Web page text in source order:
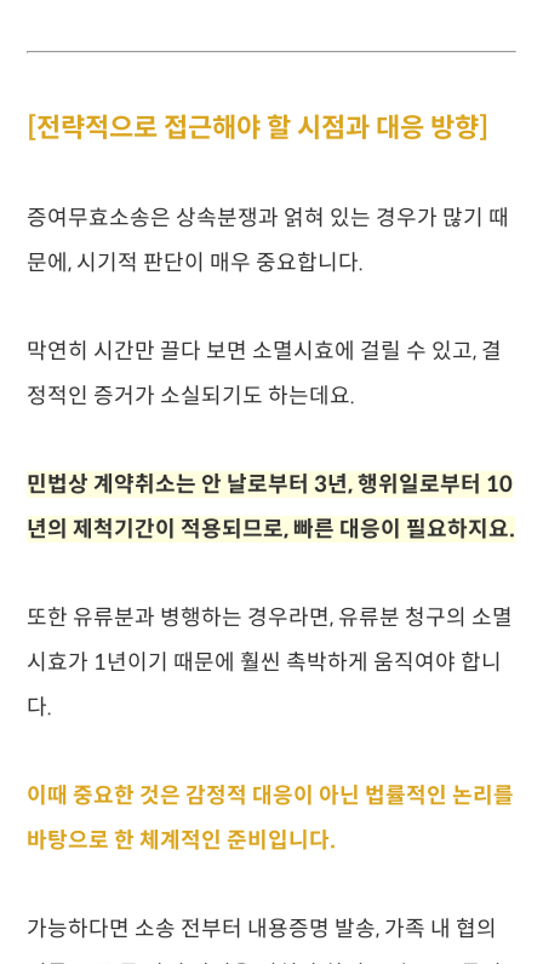
[전략적으로 접근해야 할 시점과 대응 방향]
증여무효소송은 상속분쟁과 얽혀 있는 경우가 많기 때
문에, 시기적 판단이 매우 중요합니다.
막연히 시간만 끌다 보면 소멸시효에 걸릴 수 있고, 결
정적인 증거가 소실되기도 하는데요.
민법상 계약취소는 안 날로부터 3년, 행위일로부터 10
년의 제척기간이 적용되므로, 빠른 대응이 필요하지요.
또한 유류분과 병행하는 경우라면, 유류분 청구의 소멸
시효가 1년이기 때문에 훨씬 촉박하게 움직여야 합니
다.
이때 중요한 것은 감정적 대응이 아닌 법률적인 논리를
바탕으로 한 체계적인 준비입니다.
가능하다면 소송 전부터 내용증명 발송, 가족 내 협의